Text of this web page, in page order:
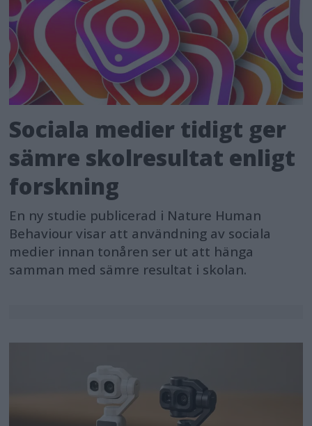
Sociala medier tidigt ger
sämre skolresultat enligt
forskning
En ny studie publicerad i Nature Human
Behaviour visar att användning av sociala
medier innan tonåren ser ut att hänga
samman med sämre resultat i skolan.